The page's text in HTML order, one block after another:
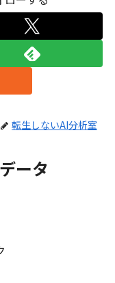
転生しないAI分析室
ータ